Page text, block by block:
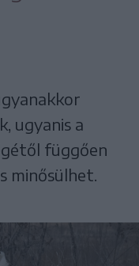
ugyanis a
függően
minősülhet.